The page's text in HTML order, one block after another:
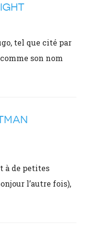
tel que cité par
son nom
à de petites
l’autre fois),